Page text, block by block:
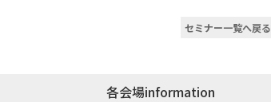
セミナー一覧へ戻る
各会場information